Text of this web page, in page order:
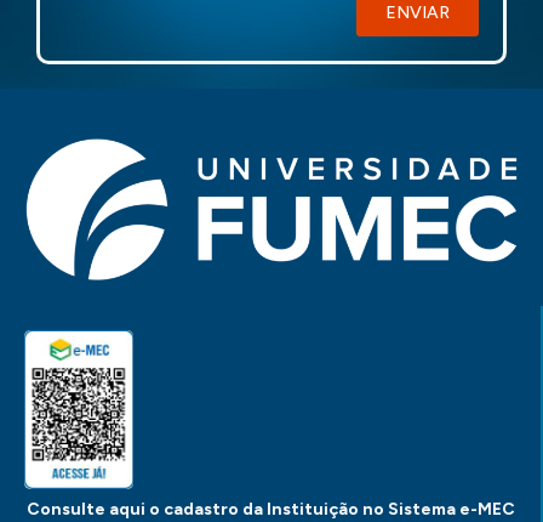
ENVIAR
Consulte aqui o cadastro da Instituição no Sistema e-MEC